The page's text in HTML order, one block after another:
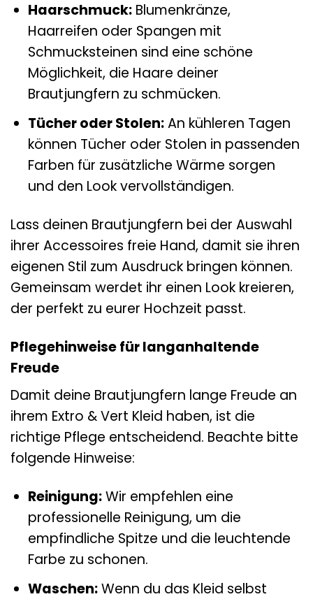
Haarschmuck:Blumenkränze,
Haarreifen oder Spangen mit
Schmucksteinen sind eine schöne
Möglichkeit, die Haare deiner
Brautjungfern zu schmücken.
Tücher oder Stolen:An kühleren Tagen
können Tücher oder Stolen in passenden
Farben für zusätzliche Wärme sorgen
und den Look vervollständigen.
Lass deinen Brautjungfern bei der Auswahl
ihrer Accessoires freie Hand, damit sie ihren
eigenen Stil zum Ausdruck bringen können.
Gemeinsam werdet ihr einen Look kreieren,
der perfekt zu eurer Hochzeit passt.
Pflegehinweise für langanhaltende
Freude
Damit deine Brautjungfern lange Freude an
ihrem Extro & Vert Kleid haben, ist die
richtige Pflege entscheidend. Beachte bitte
folgende Hinweise:
Reinigung:Wir empfehlen eine
professionelle Reinigung, um die
empfindliche Spitze und die leuchtende
Farbe zu schonen.
Waschen:Wenn du das Kleid selbst